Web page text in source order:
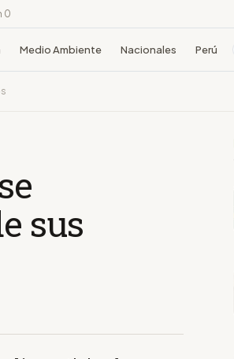
0
Medio Ambiente Nacionales Perú
sus